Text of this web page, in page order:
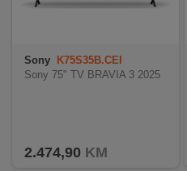
NOVO
KONTAKT
Sony
K75S35B.CEI
Sony 75" TV BRAVIA 3 2025
2.474,90 KM